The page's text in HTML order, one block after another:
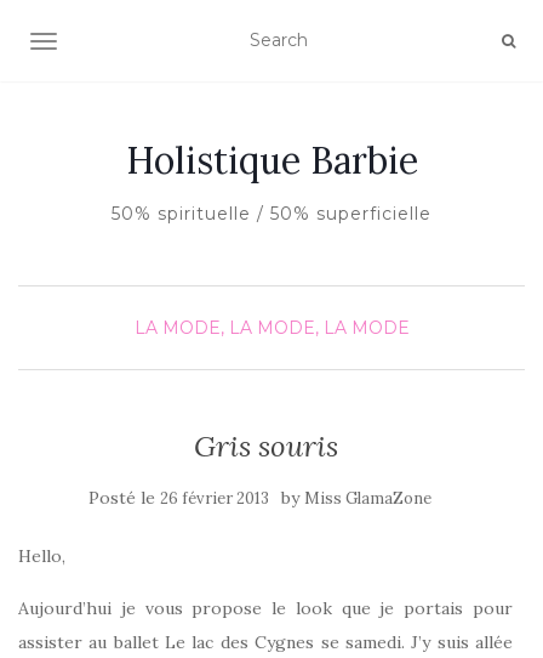
AFFICHER/MASQUER LA NAVIGATION
Holistique Barbie
50% spirituelle / 50% superficielle
LA MODE, LA MODE, LA MODE
Gris souris
Posté le 26 février 2013 by Miss GlamaZone
Hello,
Aujourd’hui je vous propose le look que je portais pour
assister au ballet Le lac des Cygnes se samedi. J’y suis allée